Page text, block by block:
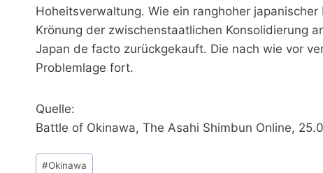
Hoheitsverwaltung. Wie ein ranghoher
Krönung der zwischenstaatlichen Konsolidierung
Japan de facto zurückgekauft. Die nach wie vor
Problemlage fort.
Quelle:
Battle of Okinawa, The Asahi Shimbun Online,
Schlagworte:
#Okinawa